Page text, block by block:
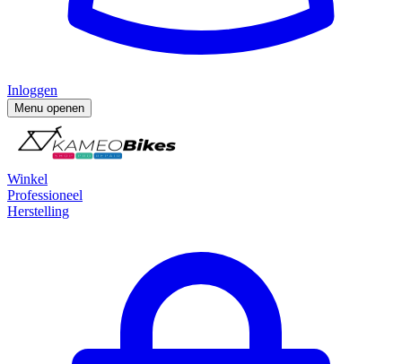
Inloggen
Menu openen
Winkel
Professioneel
Herstelling